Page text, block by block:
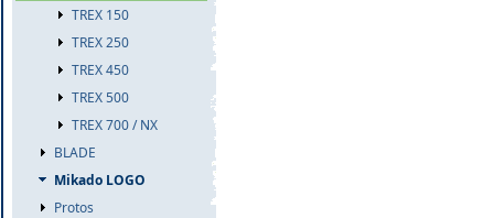
TREX 150
TREX 250
TREX 450
TREX 500
TREX 700 / NX
BLADE
Mikado LOGO
Protos